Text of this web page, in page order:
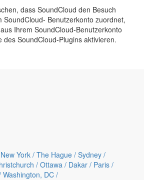
dass SoundCloud den Besuch
SoundCloud- Benutzerkonto zuordnet,
Ihrem SoundCloud-Benutzerkonto
des SoundCloud-Plugins aktivieren.
New York / The Hague / Sydney /
/ Ottawa / Dakar / Paris /
Washington, DC /